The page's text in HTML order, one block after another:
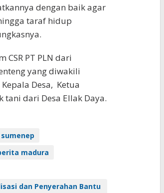
dengan baik agar
taraf hidup
PT PLN dari
yang diwakili
Desa, ‎ Ketua
dari Desa Ellak Daya.
madura
dan Penyerahan Bantu